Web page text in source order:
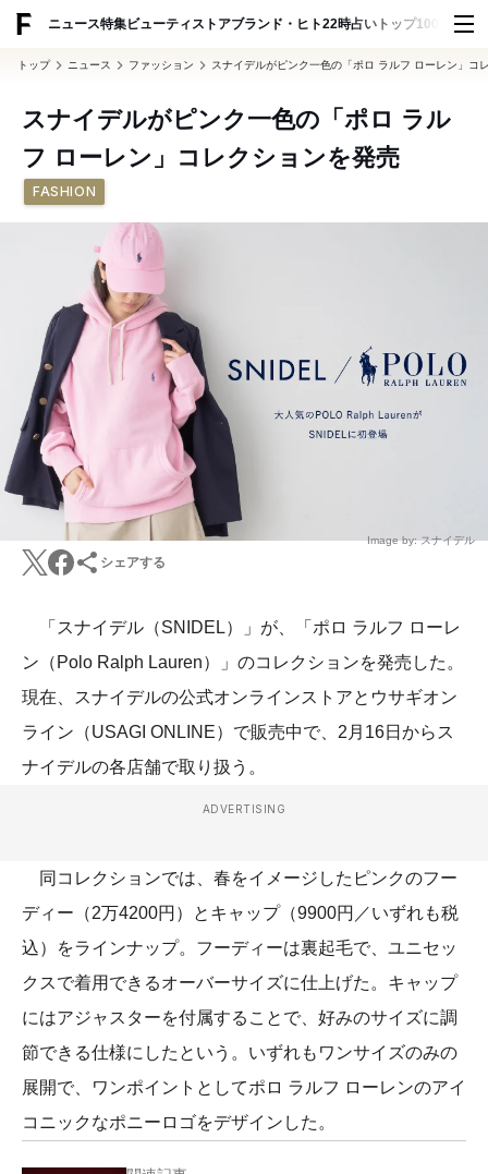
ニュース特集ビューティ ストアブランド・ヒト22時占い トップ100 スナッ
トップ ニュース ファッション スナイデルがピンク一色の「ポロ ラルフ ローレン」コ
スナイデルがピンク一色の「ポロ ラル
フ ローレン」コレクションを発売
FASHION
Image by: スナイデル
シェアする
「スナイデル（SNIDEL）」が、「ポロ ラルフ ローレ
ン（Polo Ralph Lauren）」のコレクションを発売した。
現在、スナイデルの公式オンラインストアとウサギオン
ライン（USAGI ONLINE）で販売中で、2月16日からス
ナイデルの各店舗で取り扱う。
ADVERTISING
同コレクションでは、春をイメージしたピンクのフー
ディー（2万4200円）とキャップ（9900円／いずれも税
込）をラインナップ。フーディーは裏起毛で、ユニセッ
クスで着用できるオーバーサイズに仕上げた。キャップ
にはアジャスターを付属することで、好みのサイズに調
節できる仕様にしたという。いずれもワンサイズのみの
展開で、ワンポイントとしてポロ ラルフ ローレンのアイ
コニックなポニーロゴをデザインした。